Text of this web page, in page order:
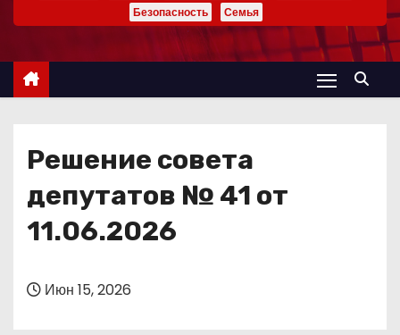
ж
Безопасность
Семья
Решение совета
депутатов № 41 от
11.06.2026
Июн 15, 2026